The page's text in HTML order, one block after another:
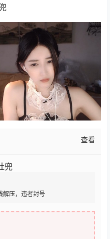
查看
兜
解压，违者封号